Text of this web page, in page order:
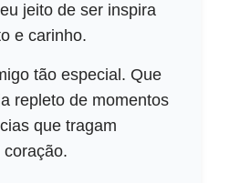
jeito de ser inspira
e carinho.
tão especial. Que
repleto de momentos
que tragam